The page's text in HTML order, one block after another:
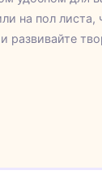
на пол листа,
развивайте